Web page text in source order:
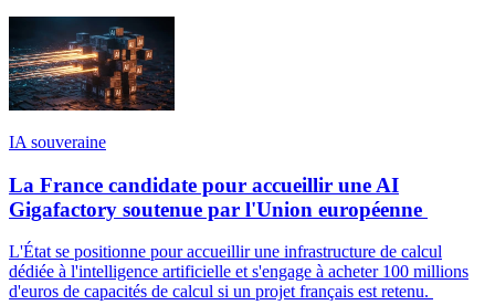
IA souveraine
La France candidate pour accueillir une AI
Gigafactory soutenue par l'Union européenne
L'État se positionne pour accueillir une infrastructure de calcul
dédiée à l'intelligence artificielle et s'engage à acheter 100 millions
d'euros de capacités de calcul si un projet français est retenu.